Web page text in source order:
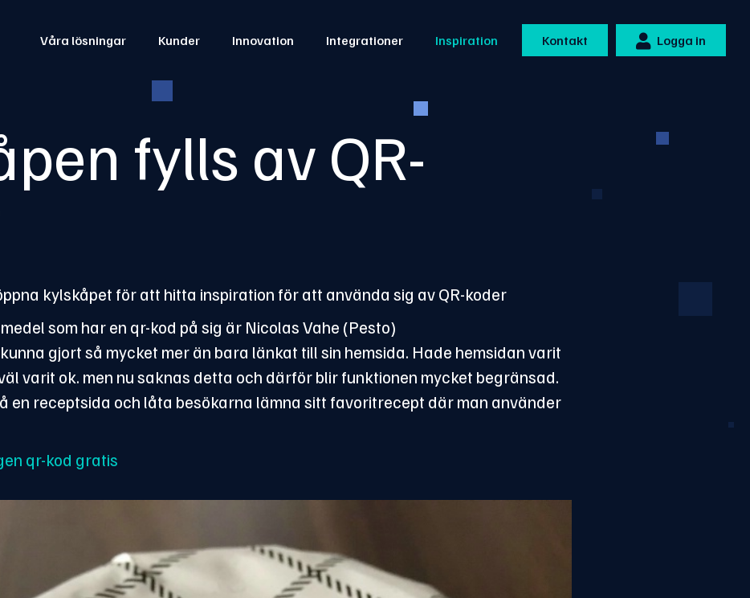
Våra lösningar Kunder Innovation Integrationer Inspiration Kontakt Logga in
fylls av QR-
kylskåpet för att hitta inspiration för att använda sig av QR-koder
som har en qr-kod på sig är Nicolas Vahe (Pesto)
gjort så mycket mer än bara länkat till sin hemsida. Hade hemsidan varit
varit ok. men nu saknas detta och därför blir funktionen mycket begränsad.
en receptsida och låta besökarna lämna sitt favoritrecept där man använder
qr-kod gratis